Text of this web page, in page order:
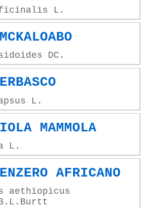
L.
DC.
L.
MAMMOLA
L.
AFRICANO
aethiopicus